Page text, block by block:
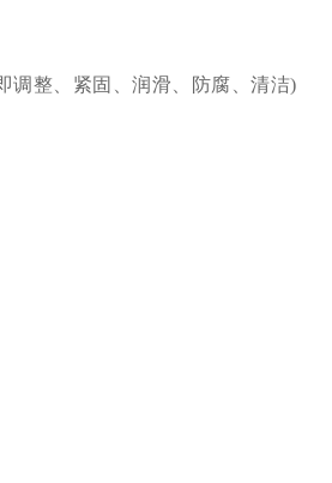
调整、紧固、润滑、防腐、清洁)